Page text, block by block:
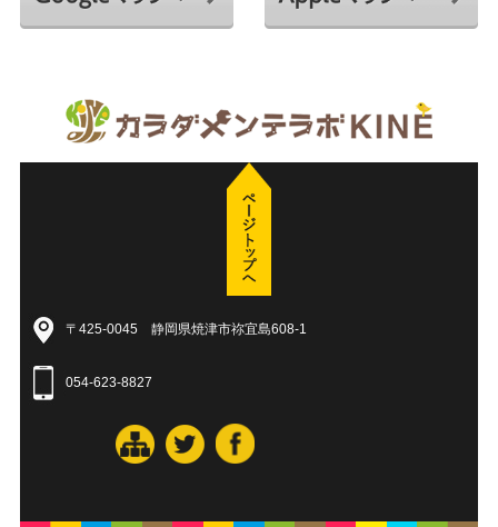
〒425-0045 静岡県焼津市祢宜島608-1
054-623-8827